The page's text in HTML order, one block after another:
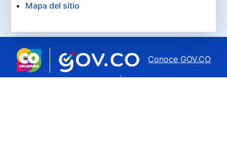
Mapa del sitio
Conoce GOV.CO
aquí